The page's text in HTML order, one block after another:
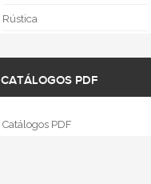
Rústica
CATÁLOGOS PDF
Catálogos PDF